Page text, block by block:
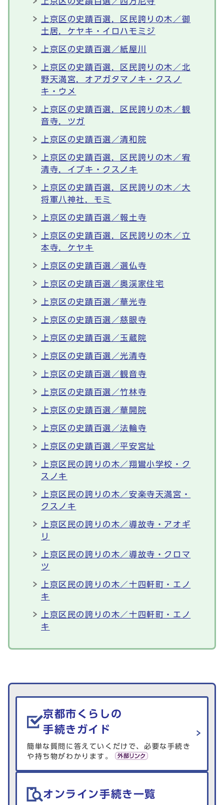
上京区の史蹟百選，区民誇りの木／御
土居，ケヤキ・イロハモミジ
上京区の史蹟百選／紙屋川
上京区の史蹟百選，区民誇りの木／北
野天満宮，オアガタマノキ・クスノ
キ・ウメ
上京区の史蹟百選，区民誇りの木／観
音寺，ツガ
上京区の史蹟百選／清和院
上京区の史蹟百選，区民誇りの木／宥
清寺，イブキ・クスノキ
上京区の史蹟百選，区民誇りの木／大
将軍八神社，モミ
上京区の史蹟百選／報土寺
上京区の史蹟百選，区民誇りの木／立
本寺，ケヤキ
上京区の史蹟百選／選仏寺
上京区の史蹟百選／奥渓家住宅
上京区の史蹟百選／華光寺
上京区の史蹟百選／慈眼寺
上京区の史蹟百選／玉蔵院
上京区の史蹟百選／光清寺
上京区の史蹟百選／観音寺
上京区の史蹟百選／竹林寺
上京区の史蹟百選／華開院
上京区の史蹟百選／法輪寺
上京区の史蹟百選／平安宮址
上京区民の誇りの木／翔鸞小学校・ク
スノキ
上京区民の誇りの木／安楽寺天満宮・
クスノキ
上京区民の誇りの木／導故寺・アオギ
リ
上京区民の誇りの木／導故寺・クロマ
ツ
上京区民の誇りの木／十四軒町・エノ
キ
上京区民の誇りの木／十四軒町・エノ
キ
生活情報を探す
京都市くらしの
手続きガイド
簡単な質問に答えていくだけで、必要な手続き
や持ち物がわかります。
オンライン手続き一覧